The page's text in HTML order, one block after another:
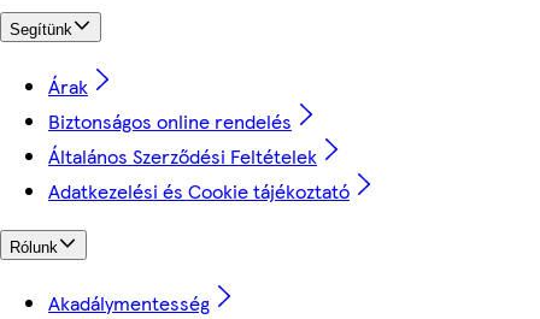
Segítünk
Árak
Biztonságos online rendelés
Általános Szerződési Feltételek
Adatkezelési és Cookie tájékoztató
Rólunk
Akadálymentesség